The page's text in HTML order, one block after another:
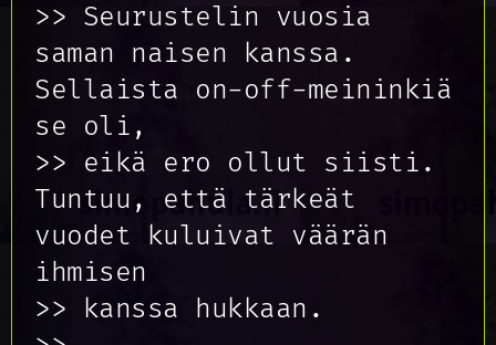
>> Seurustelin vuosia
saman naisen kanssa.
Sellaista on-off-meininkiä
se oli,
>> eikä ero ollut siisti.
Tuntuu, että tärkeät
vuodet kuluivat väärän
ihmisen
>> kanssa hukkaan.